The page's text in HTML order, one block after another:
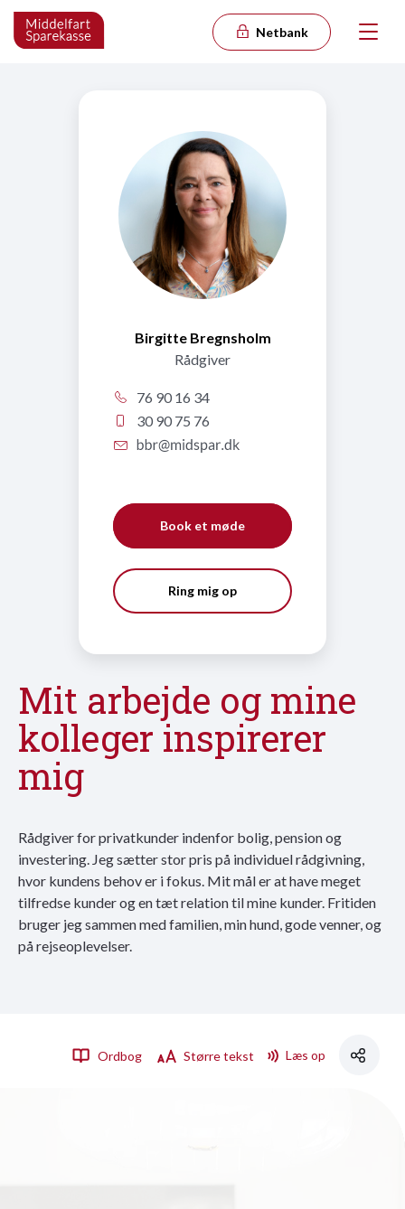
Netbank
Birgitte Bregnsholm
Rådgiver
76 90 16 34
30 90 75 76
Book et møde
Ring mig op
Mit arbejde og mine
kolleger inspirerer
mig
Rådgiver for privatkunder indenfor bolig, pension og
investering. Jeg sætter stor pris på individuel rådgivning,
hvor kundens behov er i fokus. Mit mål er at have meget
tilfredse kunder og en tæt relation til mine kunder. Fritiden
bruger jeg sammen med familien, min hund, gode venner, og
på rejseoplevelser.
Ordbog Større tekst Læs op